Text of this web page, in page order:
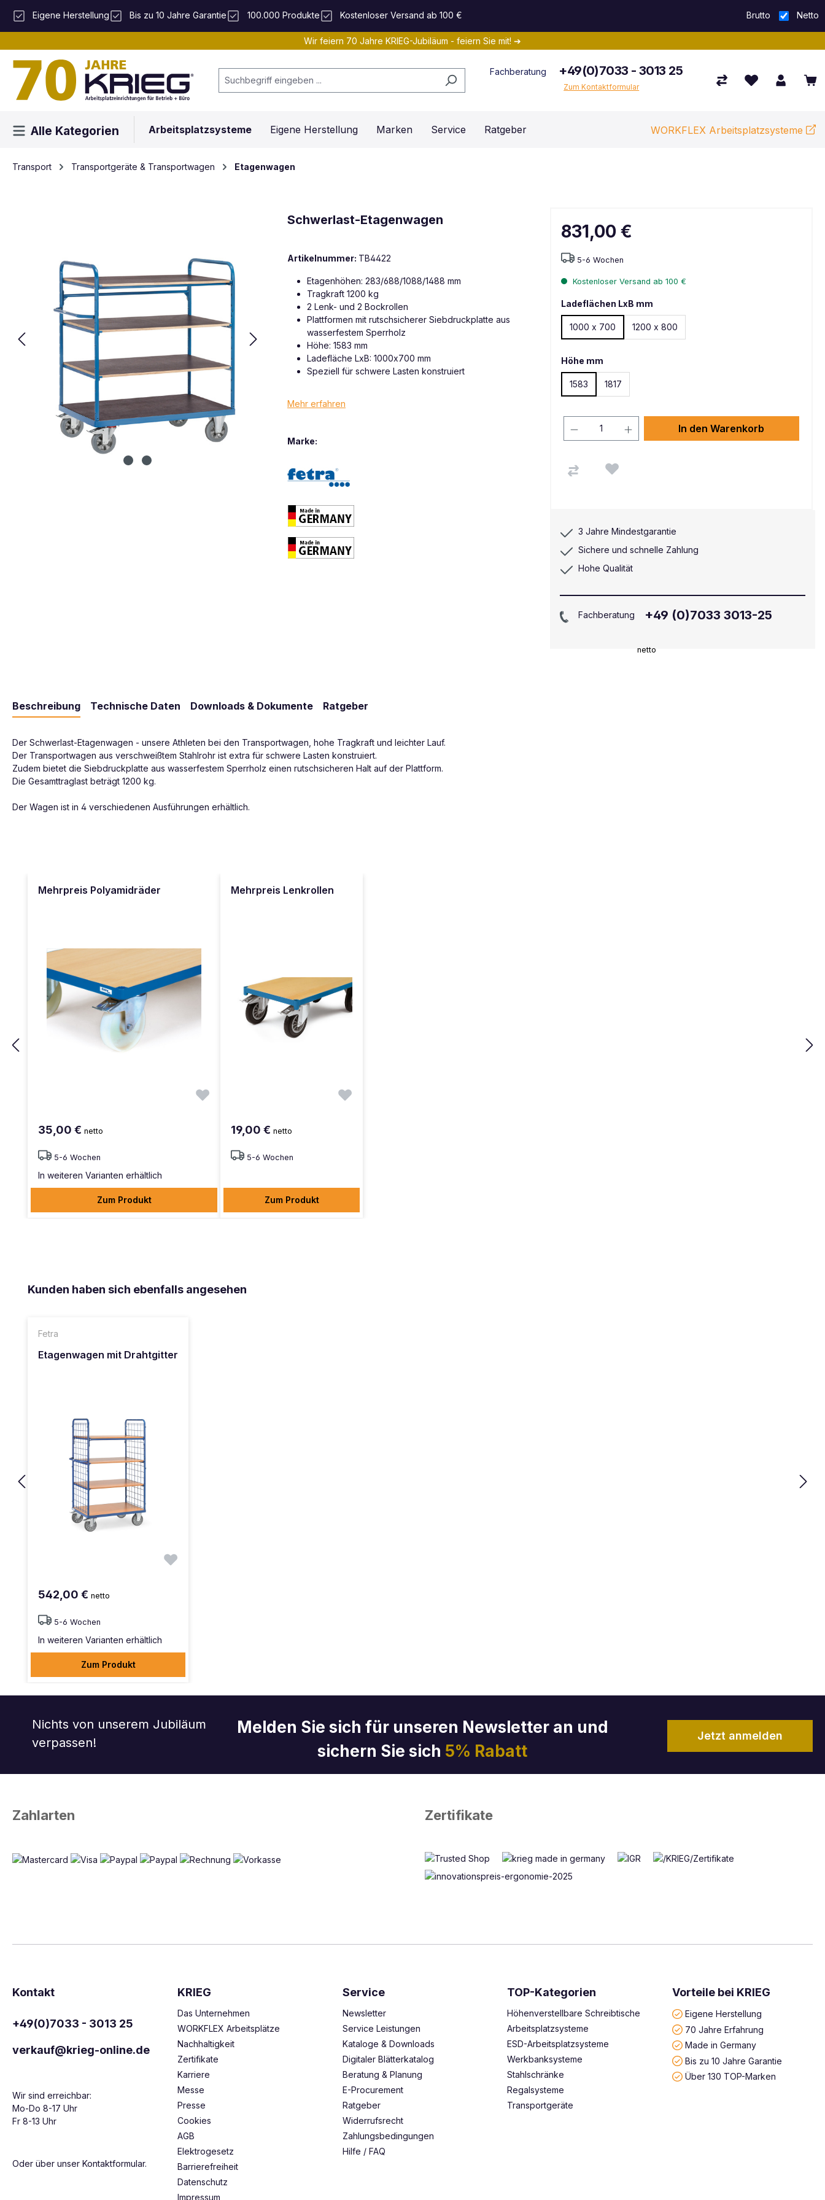
Hauptinhalt springen
Zur Suche springen
Zur Hauptnavigation springen
Eigene Herstellung Bis zu 10 Jahre Garantie 100.000 Produkte Kostenloser Versand ab 100 € Brutto Netto
Wir feiern 70 Jahre KRIEG-Jubiläum - feiern Sie mit! ➔
Fachberatung +49(0)7033 - 3013 25
Zum Kontaktformular
Alle Kategorien Arbeitsplatzsysteme Eigene Herstellung Marken Service Ratgeber WORKFLEX Arbeitsplatzsysteme
Transport Transportgeräte & Transportwagen Etagenwagen
Schwerlast-Etagenwagen
Artikelnummer: TB4422
Etagenhöhen: 283/688/1088/1488 mm
Tragkraft 1200 kg
2 Lenk- und 2 Bockrollen
Plattformen mit rutschsicherer Siebdruckplatte aus
wasserfestem Sperrholz
Höhe: 1583 mm
Ladefläche LxB: 1000x700 mm
Speziell für schwere Lasten konstruiert
Mehr erfahren
Marke:
831,00 €
netto
5-6 Wochen
Kostenloser Versand ab 100 €
Ladeflächen LxB mm
1000 x 700 1200 x 800
Höhe mm
1583 1817
In den Warenkorb
3 Jahre Mindestgarantie
Sichere und schnelle Zahlung
Hohe Qualität
Fachberatung +49 (0)7033 3013-25
Beschreibung Technische Daten Downloads & Dokumente Ratgeber
Der Schwerlast-Etagenwagen - unsere Athleten bei den Transportwagen, hohe Tragkraft und leichter Lauf.
Der Transportwagen aus verschweißtem Stahlrohr ist extra für schwere Lasten konstruiert.
Zudem bietet die Siebdruckplatte aus wasserfestem Sperrholz einen rutschsicheren Halt auf der Plattform.
Die Gesamttraglast beträgt 1200 kg.
Der Wagen ist in 4 verschiedenen Ausführungen erhältlich.
Mehrpreis Polyamidräder
35,00 € netto
5-6 Wochen
In weiteren Varianten erhältlich
Zum Produkt
Mehrpreis Lenkrollen
19,00 € netto
5-6 Wochen
Zum Produkt
Produktgalerie überspringen
Kunden haben sich ebenfalls angesehen
Fetra
Etagenwagen mit Drahtgitter
542,00 € netto
5-6 Wochen
In weiteren Varianten erhältlich
Zum Produkt
Nichts von unserem Jubiläum
verpassen!
Melden Sie sich für unseren Newsletter an und
sichern Sie sich 5% Rabatt
Jetzt anmelden
Zahlarten Zertifikate
Kontakt
+49(0)7033 - 3013 25
verkauf@krieg-online.de
Wir sind erreichbar:
Mo-Do 8-17 Uhr
Fr 8-13 Uhr
Oder über unser Kontaktformular.
KRIEG
Das Unternehmen
WORKFLEX Arbeitsplätze
Nachhaltigkeit
Zertifikate
Karriere
Messe
Presse
Cookies
AGB
Elektrogesetz
Barrierefreiheit
Datenschutz
Impressum
Service
Newsletter
Service Leistungen
Kataloge & Downloads
Digitaler Blätterkatalog
Beratung & Planung
E-Procurement
Ratgeber
Widerrufsrecht
Zahlungsbedingungen
Hilfe / FAQ
TOP-Kategorien
Höhenverstellbare Schreibtische
Arbeitsplatzsysteme
ESD-Arbeitsplatzsysteme
Werkbanksysteme
Stahlschränke
Regalsysteme
Transportgeräte
Vorteile bei KRIEG
Eigene Herstellung
70 Jahre Erfahrung
Made in Germany
Bis zu 10 Jahre Garantie
Über 130 TOP-Marken